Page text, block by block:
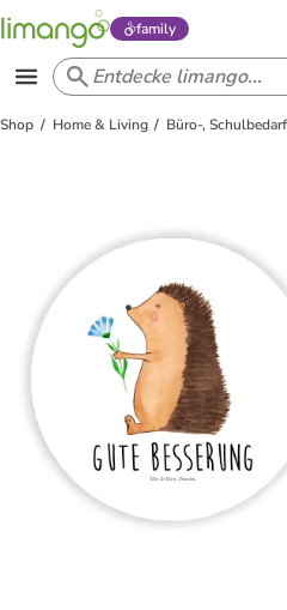
family
Shop Home & Living Büro-,